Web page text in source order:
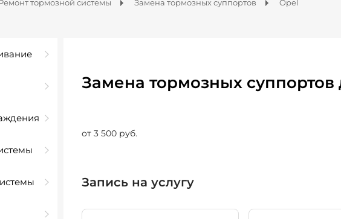
тормозной системы Замена тормозных суппортов Opel
Замена тормозных суппортов
от 3 500 руб.
Запись на услугу